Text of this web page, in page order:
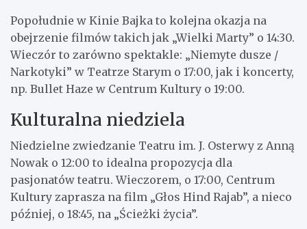
Popołudnie w Kinie Bajka to kolejna okazja na
obejrzenie filmów takich jak „Wielki Marty” o 14:30.
Wieczór to zarówno spektakle: „Niemyte dusze /
Narkotyki” w Teatrze Starym o 17:00, jak i koncerty,
np. Bullet Haze w Centrum Kultury o 19:00.
Kulturalna niedziela
Niedzielne zwiedzanie Teatru im. J. Osterwy z Anną
Nowak o 12:00 to idealna propozycja dla
pasjonatów teatru. Wieczorem, o 17:00, Centrum
Kultury zaprasza na film „Głos Hind Rajab”, a nieco
później, o 18:45, na „Ścieżki życia”.